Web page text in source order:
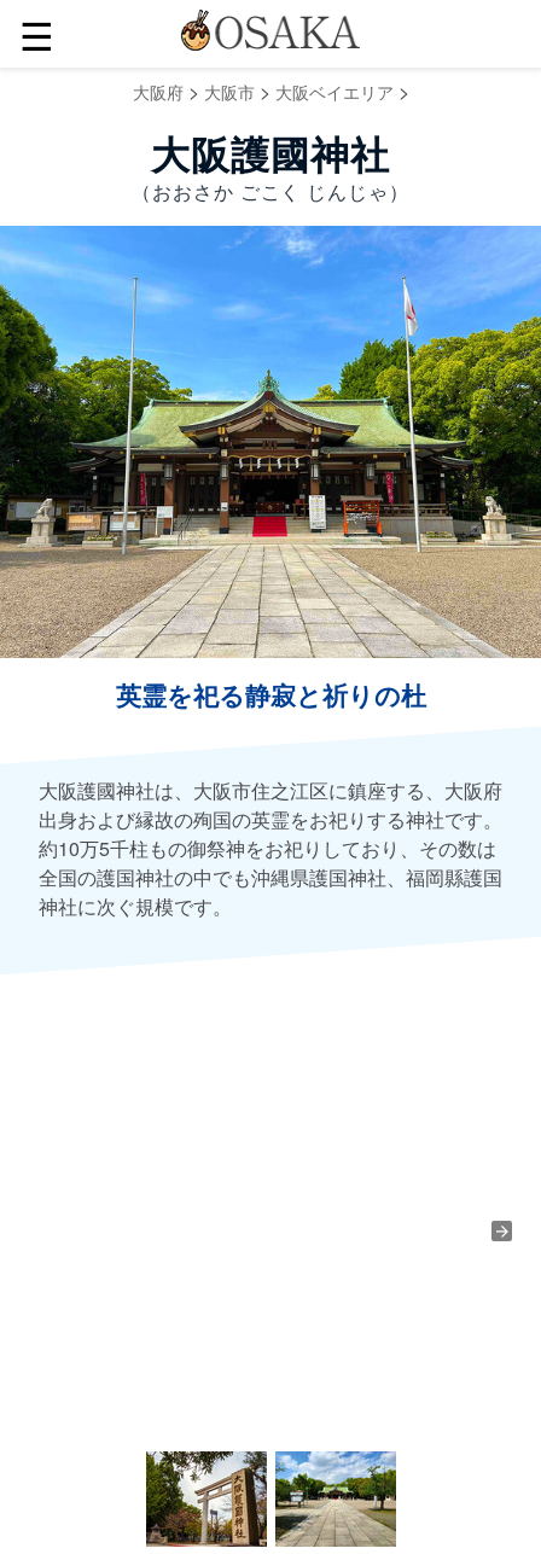
☰
大阪府> 大阪市> 大阪ベイエリア >
大阪護國神社
（おおさか ごこく じんじゃ）
英霊を祀る静寂と祈りの杜
大阪護國神社は、大阪市住之江区に鎮座する、大阪府
出身および縁故の殉国の英霊をお祀りする神社です。
約10万5千柱もの御祭神をお祀りしており、その数は
全国の護国神社の中でも沖縄県護国神社、福岡縣護国
神社に次ぐ規模です。